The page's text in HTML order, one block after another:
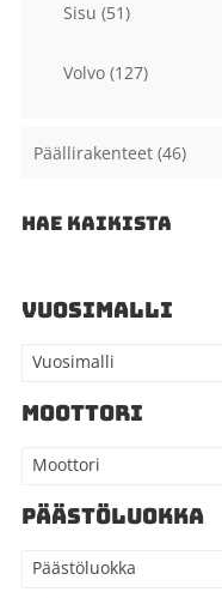
Sisu (51)
Volvo (127)
Päällirakenteet (46)
HAE KAIKISTA
VUOSIMALLI
Vuosimalli
MOOTTORI
Moottori
PÄÄSTÖLUOKKA
Päästöluokka